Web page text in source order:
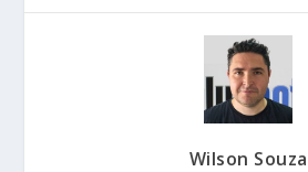
Wilson Souza